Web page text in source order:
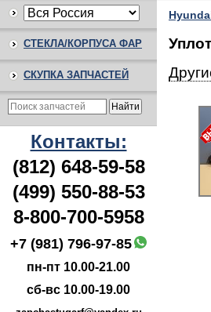
СТЕКЛА/КОРПУСА ФАР
СКУПКА ЗАПЧАСТЕЙ
Контакты:
(812) 648-59-58
(499) 550-88-53
8-800-700-5958
+7 (981) 796-97-85
пн-пт 10.00-21.00
сб-вс 10.00-19.00